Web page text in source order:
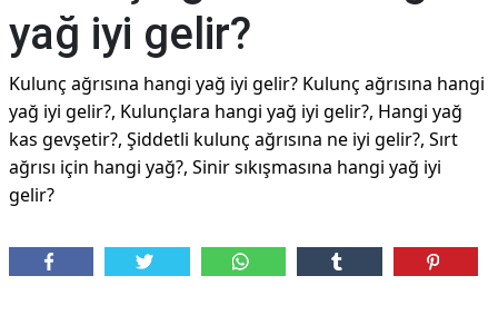
yağ iyi gelir?
Kulunç ağrısına hangi yağ iyi gelir? Kulunç ağrısına hangi
yağ iyi gelir?, Kulunçlara hangi yağ iyi gelir?, Hangi yağ
kas gevşetir?, Şiddetli kulunç ağrısına ne iyi gelir?, Sırt
ağrısı için hangi yağ?, Sinir sıkışmasına hangi yağ iyi
gelir?